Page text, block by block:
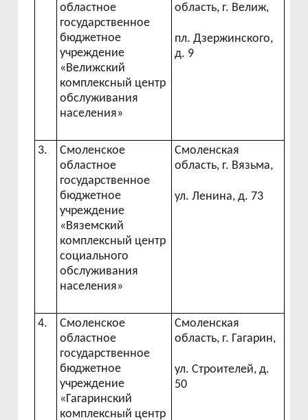
областное
государственное
бюджетное
учреждение
«Велижский
комплексный центр
обслуживания
населения»
область, г. Велиж,
пл. Дзержинского,
д. 9
3.
Смоленское
областное
государственное
бюджетное
учреждение
«Вяземский
комплексный центр
социального
обслуживания
населения»
Смоленская
область, г. Вязьма,
ул. Ленина, д. 73
4.
Смоленское
областное
государственное
бюджетное
учреждение
«Гагаринский
комплексный центр
Смоленская
область, г. Гагарин,
ул. Строителей, д.
50